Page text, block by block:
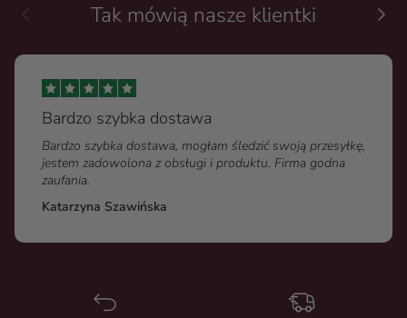
Tak mówią nasze klientki
Bardzo szybka dostawa
Bardzo szybka dostawa, mogłam śledzić swoją przesyłkę,
jestem zadowolona z obsługi i produktu. Firma godna
zaufania.
Katarzyna Szawińska